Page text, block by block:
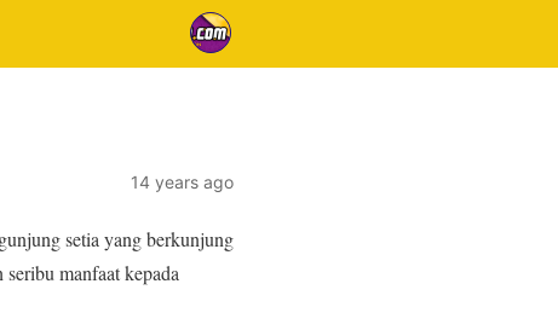
14 years ago
setia yang berkunjung
manfaat kepada